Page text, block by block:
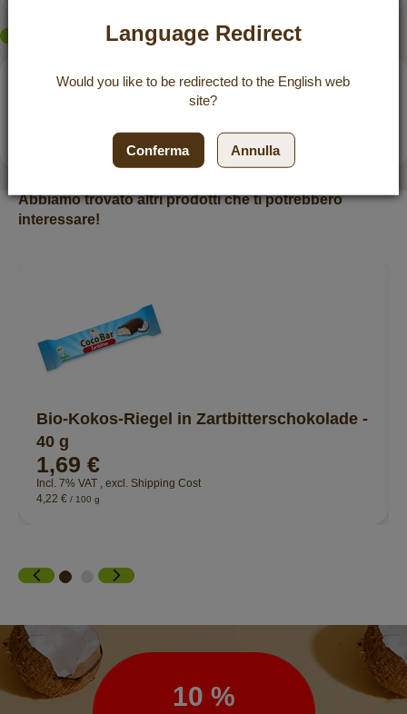
eKomi KUNDENREZENSIONEN
ZUFRIEDENHEIT:
BEWERTUNGEN
Abbiamo trovato altri prodotti che ti potrebbero
interessare!
Bio-Kokos-Riegel in Zartbitterschokolade -
40 g
1,69 €
Incl. 7% VAT , excl. Shipping Cost
4,22 € / 100 g
Newsletter
10 %
Language Redirect
Would you like to be redirected to the English web
site?
Conferma Annulla